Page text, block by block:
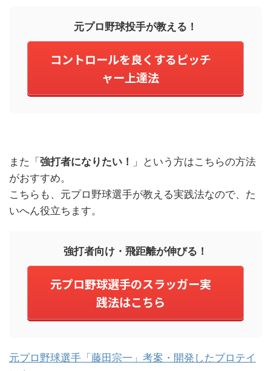
元プロ野球投手が教える！
コントロールを良くするピッチ
ャー上達法
また「 強打者になりたい！
」という方はこちらの方法
がおすすめ。
こちらも、元プロ野球選手が教える実践法なので、た
いへん役立ちます。
強打者向け・飛距離が伸びる！
元プロ野球選手のスラッガー実
践法はこちら
元プロ野球選手「藤田宗一」考案・開発したプロテイ